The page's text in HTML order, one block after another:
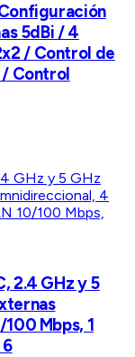
5dBi / 4
/ Control de
/ Control
2.4 GHz y 5
Mbps, 1